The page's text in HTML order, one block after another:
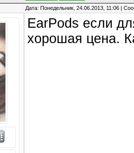
Дата: Понедельник, 24.06.2013, 11:06 |
EarPods если
хорошая цена.